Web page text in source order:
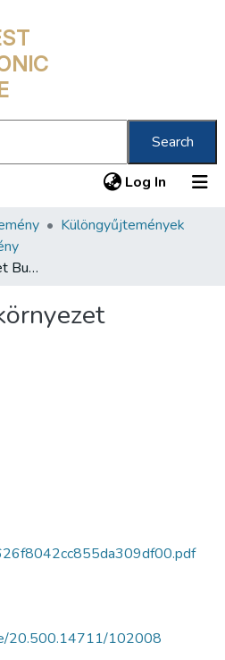
Search
Log In (current)
Különgyűjtemények
15 műemléki környezet Budapesten
20.500.14711/102008